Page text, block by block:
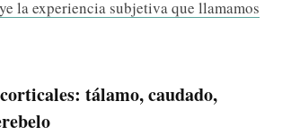
la experiencia subjetiva que llamamos
tálamo, caudado,